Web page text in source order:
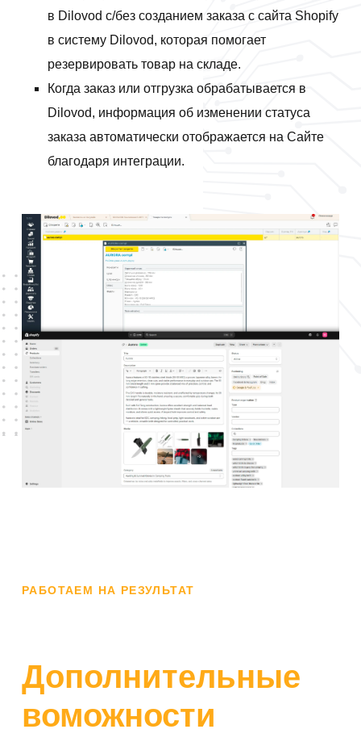
в Dilovod с/без созданием заказа с сайта Shopify
в систему Dilovod, которая помогает
резервировать товар на складе.
Когда заказ или отгрузка обрабатывается в
Dilovod, информация об изменении статуса
заказа автоматически отображается на Сайте
благодаря интеграции.
РАБОТАЕМ НА РЕЗУЛЬТАТ
Дополнительные
воможности